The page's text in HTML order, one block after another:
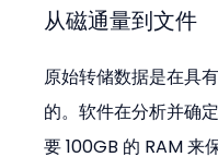
从磁通量到文件
原始转储数据是在具
的。软件在分析并确
要 100GB 的 RAM 来